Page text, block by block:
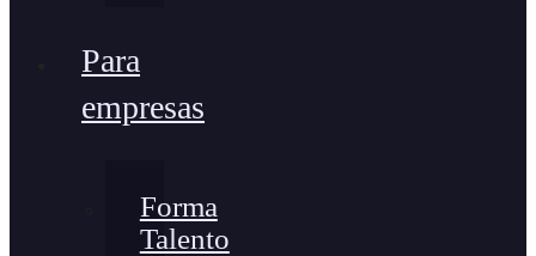
Para
empresas
Forma
Talento